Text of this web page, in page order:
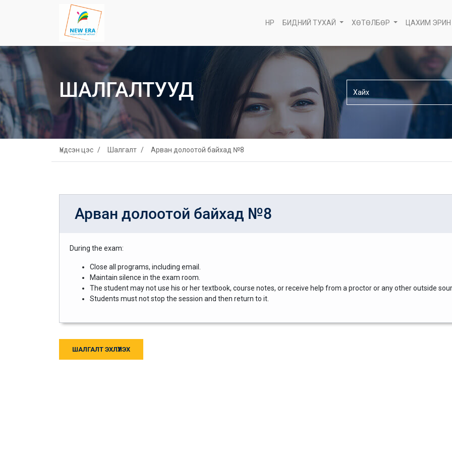
НҮҮР БИДНИЙ ТУХАЙ ХӨТӨЛБӨР ЦАХИМ ЭРИН
ШАЛГАЛТУУД
Үндсэн цэс Шалгалт Арван долоотой байхад №8
Арван долоотой байхад №8
During the exam:
Close all programs, including email.
Maintain silence in the exam room.
The student may not use his or her textbook, course notes, or receive help from a proctor or any other outside
Students must not stop the session and then return to it.
ШАЛГАЛТ ЭХЛҮҮЛЭХ